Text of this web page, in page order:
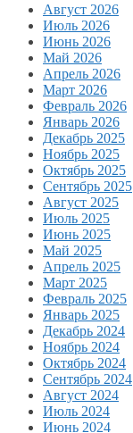
Август 2026
Июль 2026
Июнь 2026
Май 2026
Апрель 2026
Март 2026
Февраль 2026
Январь 2026
Декабрь 2025
Ноябрь 2025
Октябрь 2025
Сентябрь 2025
Август 2025
Июль 2025
Июнь 2025
Май 2025
Апрель 2025
Март 2025
Февраль 2025
Январь 2025
Декабрь 2024
Ноябрь 2024
Октябрь 2024
Сентябрь 2024
Август 2024
Июль 2024
Июнь 2024